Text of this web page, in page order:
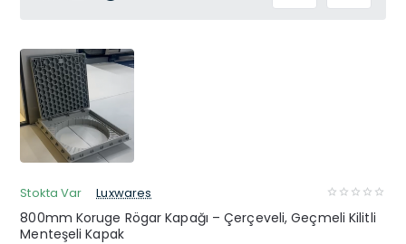
Stokta Var Luxwares
800mm Koruge Rögar Kapağı – Çerçeveli, Geçmeli Kilitli
Menteşeli Kapak